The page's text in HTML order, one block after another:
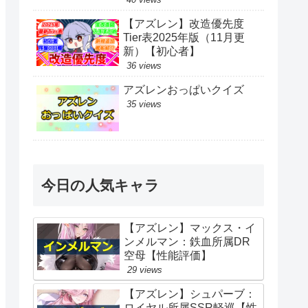
【アズレン】改造優先度
Tier表2025年版（11月更
新）【初心者】
36 views
アズレンおっぱいクイズ
35 views
今日の人気キャラ
【アズレン】マックス・イ
ンメルマン：鉄血所属DR
空母【性能評価】
29 views
【アズレン】シュパーブ：